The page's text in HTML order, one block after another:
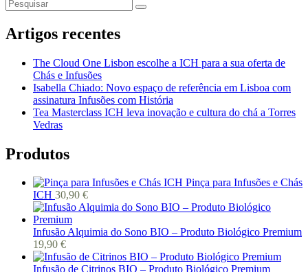
Artigos recentes
The Cloud One Lisbon escolhe a ICH para a sua oferta de
Chás e Infusões
Isabella Chiado: Novo espaço de referência em Lisboa com
assinatura Infusões com História
Tea Masterclass ICH leva inovação e cultura do chá a Torres
Vedras
Produtos
Pinça para Infusões e Chás
ICH 30,90 €
Infusão Alquimia do Sono BIO – Produto Biológico Premium
19,90 €
Infusão de Citrinos BIO – Produto Biológico Premium